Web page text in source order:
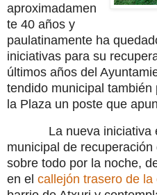
aproximadamen
te 40 años y
paulatinamente ha
iniciativas para su
últimos años del
tendido municipal
la Plaza un poste que
La nueva iniciativa
municipal de
sobre todo por la noche,
en el callejón trasero de